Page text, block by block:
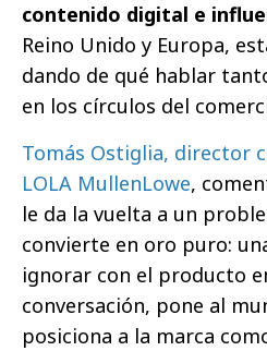
contenido digital e
Reino Unido y Europa,
dando de qué hablar
en los círculos del
Tomás Ostiglia, director
LOLA MullenLowe,
le da la vuelta a un
convierte en oro puro:
ignorar con el producto
conversación, pone al
posiciona a la marca